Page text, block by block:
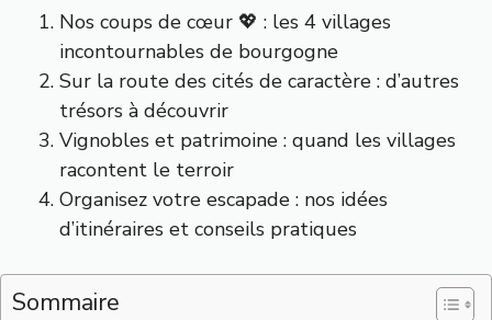
Nos coups de cœur 💖 : les 4 villages
incontournables de bourgogne
Sur la route des cités de caractère : d’autres
trésors à découvrir
Vignobles et patrimoine : quand les villages
racontent le terroir
Organisez votre escapade : nos idées
d’itinéraires et conseils pratiques
Sommaire